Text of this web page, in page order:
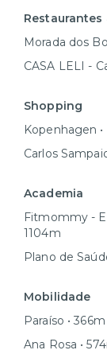
Restaurantes
Morada dos
CASA LELI -
Shopping
Kopenhagen •
Carlos
Academia
Fitmommy -
1104m
Plano de
Mobilidade
Paraíso • 366m
Ana Rosa •